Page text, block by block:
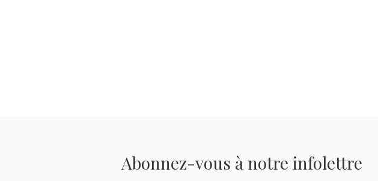
Abonnez-vous à notre infolettre